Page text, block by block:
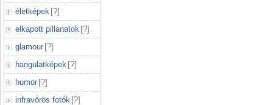
életképek [?]
elkapott pillanatok [?]
glamour [?]
hangulatképek [?]
humor [?]
infravörös fotók [?]